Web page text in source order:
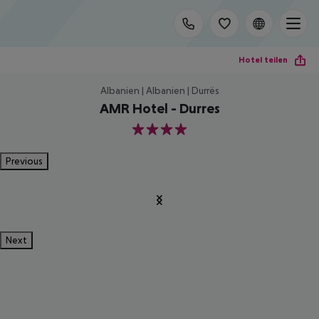
Hotel teilen
Albanien | Albanien | Durrës
AMR Hotel - Durres
4
Previous
Next